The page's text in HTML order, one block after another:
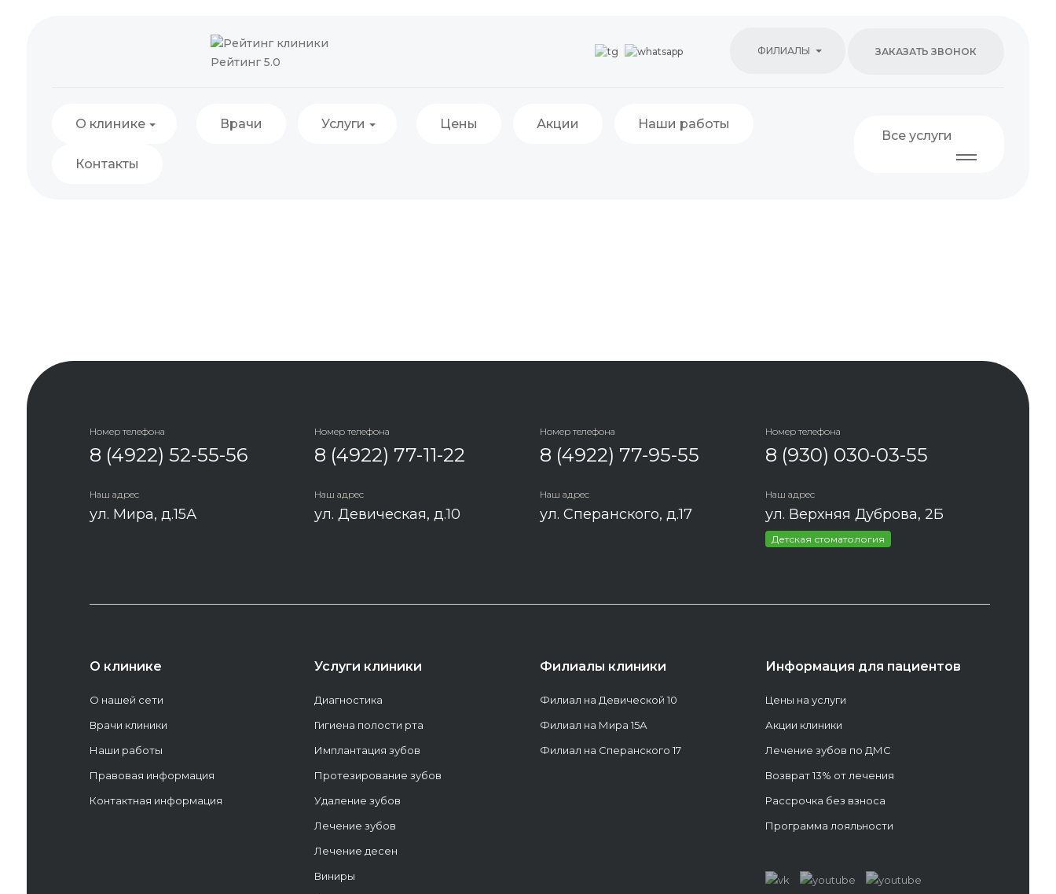
Рейтинг 5.0
ФИЛИАЛЫ ЗАКАЗАТЬ ЗВОНОК
О клинике Врачи Услуги Цены Акции Наши работы
Контакты
Все услуги
Номер телефона
8 (4922) 52-55-56
Наш адрес
ул. Мира, д.15А
Номер телефона
8 (4922) 77-11-22
Наш адрес
ул. Девическая, д.10
Номер телефона
8 (4922) 77-95-55
Наш адрес
ул. Сперанского, д.17
Номер телефона
8 (930) 030-03-55
Наш адрес
ул. Верхняя Дуброва, 2Б
Детская стоматология
О клинике
О нашей сети
Врачи клиники
Наши работы
Правовая информация
Контактная информация
Услуги клиники
Диагностика
Гигиена полости рта
Имплантация зубов
Протезирование зубов
Удаление зубов
Лечение зубов
Лечение десен
Виниры
Филиалы клиники
Филиал на Девической 10
Филиал на Мира 15А
Филиал на Сперанского 17
Информация для пациентов
Цены на услуги
Акции клиники
Лечение зубов по ДМС
Возврат 13% от лечения
Рассрочка без взноса
Программа лояльности